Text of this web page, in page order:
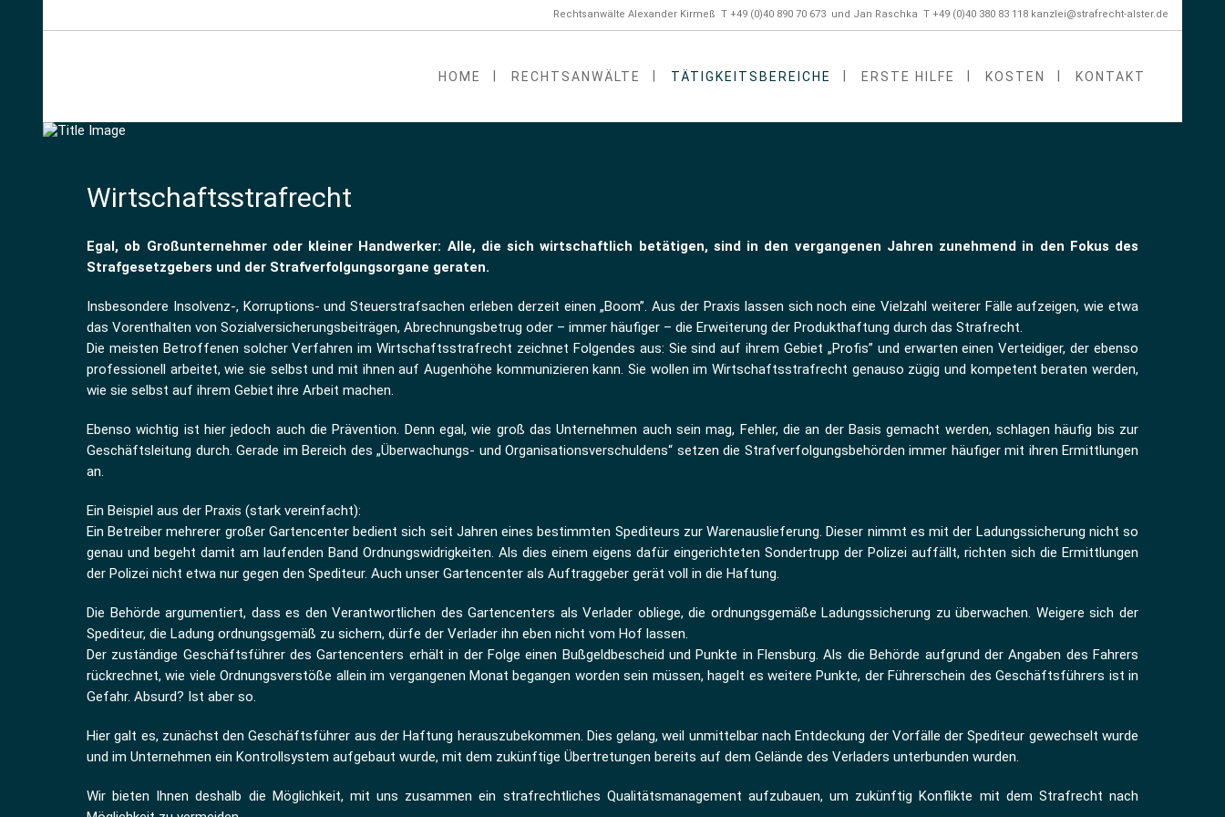
Rechtsanwälte Alexander Kirmeß T +49 (0)40 890 70 673 und Jan Raschka T +49 (0)40 380 83 118 kanzlei@strafrecht-alster.de
HOME RECHTSANWÄLTE TÄTIGKEITSBEREICHE ERSTE HILFE KOSTEN KONTAKT
Wirtschaftsstrafrecht
Egal, ob Großunternehmer oder kleiner Handwerker: Alle, die sich wirtschaftlich betätigen, sind in den vergangenen Jahren zunehmend in den Fokus des
Strafgesetzgebers und der Strafverfolgungsorgane geraten.
Insbesondere Insolvenz-, Korruptions- und Steuerstrafsachen erleben derzeit einen „Boom”. Aus der Praxis lassen sich noch eine Vielzahl weiterer Fälle aufzeigen, wie etwa
das Vorenthalten von Sozialversicherungsbeiträgen, Abrechnungsbetrug oder – immer häufiger – die Erweiterung der Produkthaftung durch das Strafrecht.
Die meisten Betroffenen solcher Verfahren im Wirtschaftsstrafrecht zeichnet Folgendes aus: Sie sind auf ihrem Gebiet „Profis” und erwarten einen Verteidiger, der ebenso
professionell arbeitet, wie sie selbst und mit ihnen auf Augenhöhe kommunizieren kann. Sie wollen im Wirtschaftsstrafrecht genauso zügig und kompetent beraten werden,
wie sie selbst auf ihrem Gebiet ihre Arbeit machen.
Ebenso wichtig ist hier jedoch auch die Prävention. Denn egal, wie groß das Unternehmen auch sein mag, Fehler, die an der Basis gemacht werden, schlagen häufig bis zur
Geschäftsleitung durch. Gerade im Bereich des „Überwachungs- und Organisationsverschuldens“ setzen die Strafverfolgungsbehörden immer häufiger mit ihren Ermittlungen
an.
Ein Beispiel aus der Praxis (stark vereinfacht):
Ein Betreiber mehrerer großer Gartencenter bedient sich seit Jahren eines bestimmten Spediteurs zur Warenauslieferung. Dieser nimmt es mit der Ladungssicherung nicht so
genau und begeht damit am laufenden Band Ordnungswidrigkeiten. Als dies einem eigens dafür eingerichteten Sondertrupp der Polizei auffällt, richten sich die Ermittlungen
der Polizei nicht etwa nur gegen den Spediteur. Auch unser Gartencenter als Auftraggeber gerät voll in die Haftung.
Die Behörde argumentiert, dass es den Verantwortlichen des Gartencenters als Verlader obliege, die ordnungsgemäße Ladungssicherung zu überwachen. Weigere sich der
Spediteur, die Ladung ordnungsgemäß zu sichern, dürfe der Verlader ihn eben nicht vom Hof lassen.
Der zuständige Geschäftsführer des Gartencenters erhält in der Folge einen Bußgeldbescheid und Punkte in Flensburg. Als die Behörde aufgrund der Angaben des Fahrers
rückrechnet, wie viele Ordnungsverstöße allein im vergangenen Monat begangen worden sein müssen, hagelt es weitere Punkte, der Führerschein des Geschäftsführers ist in
Gefahr. Absurd? Ist aber so.
Hier galt es, zunächst den Geschäftsführer aus der Haftung herauszubekommen. Dies gelang, weil unmittelbar nach Entdeckung der Vorfälle der Spediteur gewechselt wurde
und im Unternehmen ein Kontrollsystem aufgebaut wurde, mit dem zukünftige Übertretungen bereits auf dem Gelände des Verladers unterbunden wurden.
Wir bieten Ihnen deshalb die Möglichkeit, mit uns zusammen ein strafrechtliches Qualitätsmanagement aufzubauen, um zukünftig Konflikte mit dem Strafrecht nach